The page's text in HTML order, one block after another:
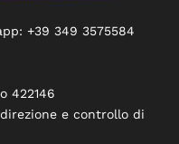
+39 349 3575584
422146
e controllo di